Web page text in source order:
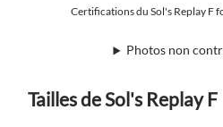
Certifications du Sol's Replay F
Photos non
Tailles de Sol's Replay F